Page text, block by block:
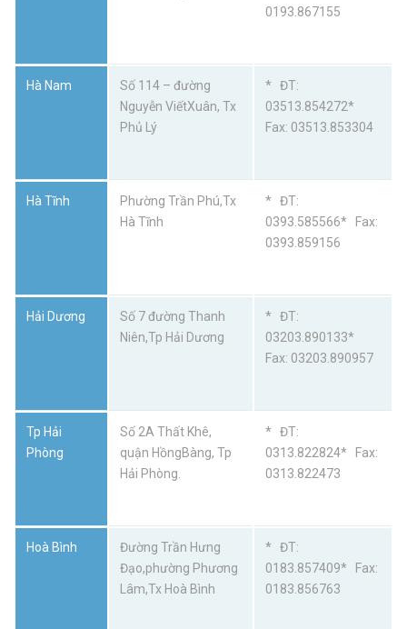
0193.867155
Hà Nam
Số 114 – đường
Nguyễn ViếtXuân, Tx
Phủ Lý
* ĐT:
03513.854272*
Fax: 03513.853304
Hà Tĩnh
Phường Trần Phú,Tx
Hà Tĩnh
* ĐT:
0393.585566* Fax:
0393.859156
Hải Dương
Số 7 đường Thanh
Niên,Tp Hải Dương
* ĐT:
03203.890133*
Fax: 03203.890957
Tp Hải
Phòng
Số 2A Thất Khê,
quận HồngBàng, Tp
Hải Phòng.
* ĐT:
0313.822824* Fax:
0313.822473
Hoà Bình
Đường Trần Hưng
Đạo,phường Phương
Lâm,Tx Hoà Bình
* ĐT:
0183.857409* Fax:
0183.856763